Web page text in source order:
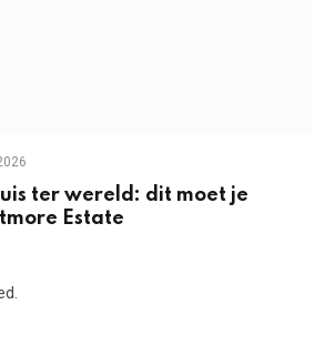
ter wereld: dit moet je
Estate